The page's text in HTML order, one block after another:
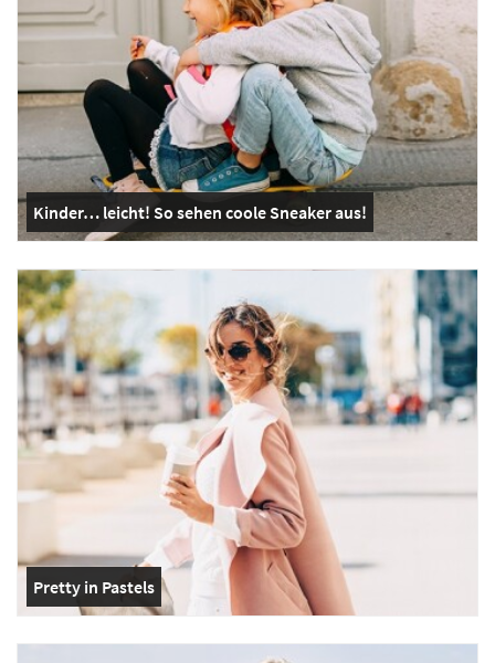
Kinder… leicht! So sehen coole Sneaker aus!
Pretty in Pastels